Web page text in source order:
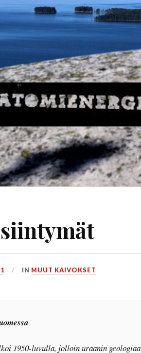
IN MUUT KAIVOKSET
1950-luvulla, jolloin uraanin